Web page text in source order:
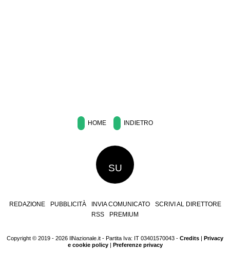
HOME INDIETRO
SU
REDAZIONE PUBBLICITÀ INVIA COMUNICATO
SCRIVI AL DIRETTORE
RSS
PREMIUM
Copyright © 2019 - 2026 IlNazionale.it - Partita Iva: IT 03401570043 - Credits | Privacy
e cookie policy| Preferenze privacy